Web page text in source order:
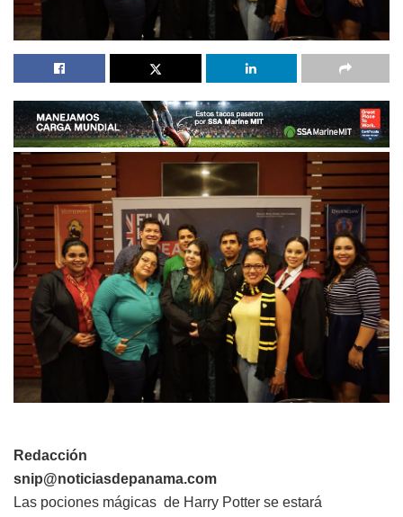
Redacción
snip@noticiasdepanama.com
Las pociones mágicas de Harry Potter se estará